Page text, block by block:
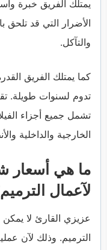
يمتلك الفريق خبرة
الأضرار التي قد تلحق
والتآكل.
كما يمتلك الفريق
تدوم لسنوات طويلة.
تشمل جميع أجزاء
الخارجية والداخلية
ما هي أسعار
لآعمال
عزيزي القارئ لا
الترميم. وذلك لآن